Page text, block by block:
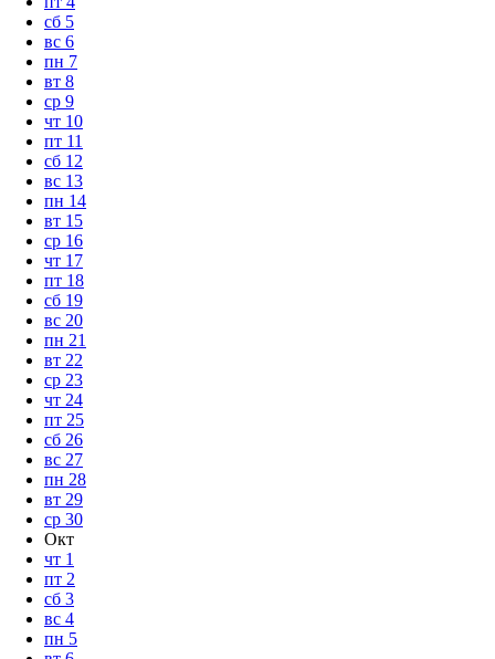
сб 5
вс 6
пн 7
вт 8
ср 9
чт 10
пт 11
сб 12
вс 13
пн 14
вт 15
ср 16
чт 17
пт 18
сб 19
вс 20
пн 21
вт 22
ср 23
чт 24
пт 25
сб 26
вс 27
пн 28
вт 29
ср 30
Окт
чт 1
пт 2
сб 3
вс 4
пн 5